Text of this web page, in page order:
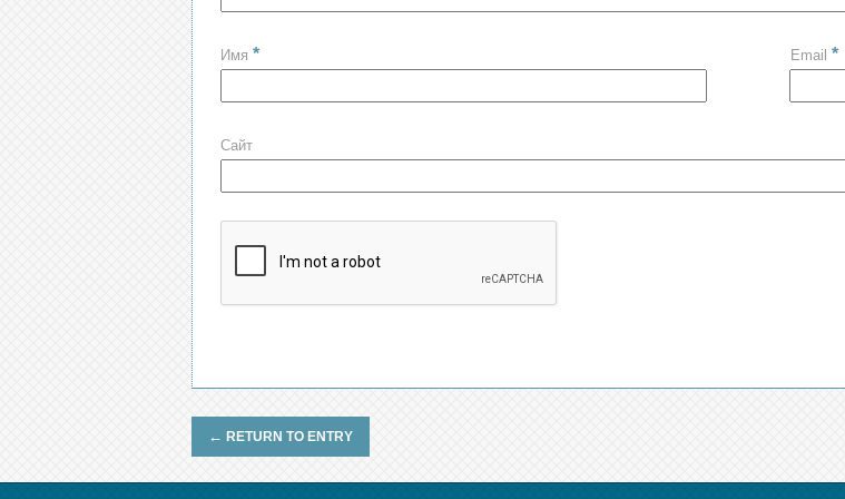
Имя * Email*
Сайт
← RETURN TO ENTRY